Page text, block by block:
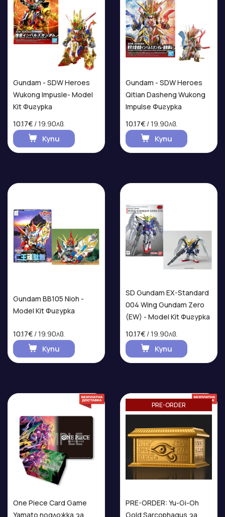
Gundam - SDW Heroes
Wukong Impusle- Model
Kit Фигурка
10.17€ / 19.90лв.
Купи
Gundam - SDW Heroes
Qitian Dasheng Wukong
Impulse Фигурка
10.17€ / 19.90лв.
Купи
Gundam BB105 Nioh -
Model Kit Фигурка
10.17€ / 19.90лв.
Купи
SD Gundam EX-Standard
004 Wing Gundam Zero
(EW) - Model Kit Фигурка
10.17€ / 19.90лв.
Купи
One Piece Card Game
Yamato подложка за
PRE-ORDER
PRE-ORDER: Yu-Gi-Oh
Gold Sarcophagus за